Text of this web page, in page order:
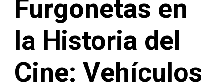
Furgonetas en
la Historia del
Cine: Vehículos